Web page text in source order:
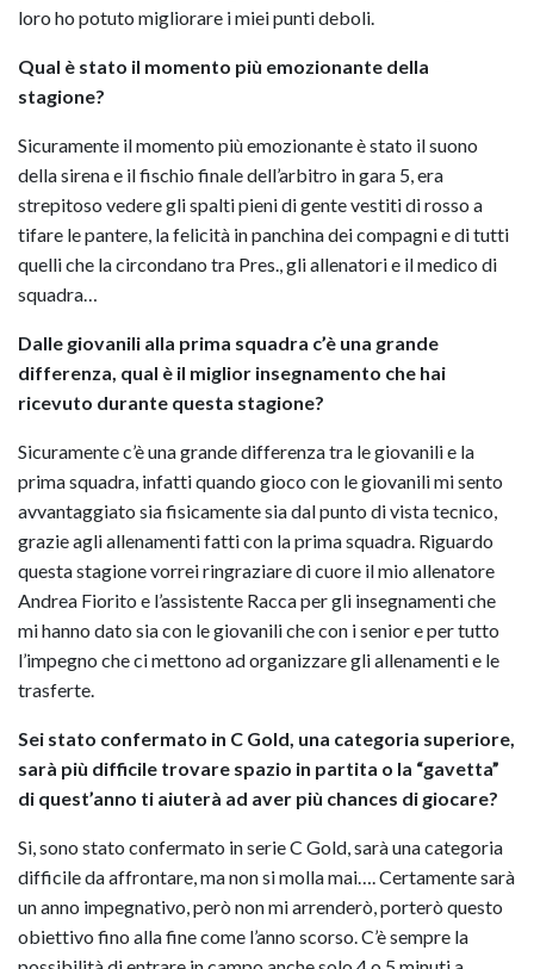
loro ho potuto migliorare i miei punti deboli.
Qual è stato il momento più emozionante della
stagione?
Sicuramente il momento più emozionante è stato il suono
della sirena e il fischio finale dell’arbitro in gara 5, era
strepitoso vedere gli spalti pieni di gente vestiti di rosso a
tifare le pantere, la felicità in panchina dei compagni e di tutti
quelli che la circondano tra Pres., gli allenatori e il medico di
squadra…
Dalle giovanili alla prima squadra c’è una grande
differenza, qual è il miglior insegnamento che hai
ricevuto durante questa stagione?
Sicuramente c’è una grande differenza tra le giovanili e la
prima squadra, infatti quando gioco con le giovanili mi sento
avvantaggiato sia fisicamente sia dal punto di vista tecnico,
grazie agli allenamenti fatti con la prima squadra. Riguardo
questa stagione vorrei ringraziare di cuore il mio allenatore
Andrea Fiorito e l’assistente Racca per gli insegnamenti che
mi hanno dato sia con le giovanili che con i senior e per tutto
l’impegno che ci mettono ad organizzare gli allenamenti e le
trasferte.
Sei stato confermato in C Gold, una categoria superiore,
sarà più difficile trovare spazio in partita o la “gavetta”
di quest’anno ti aiuterà ad aver più chances di giocare?
Si, sono stato confermato in serie C Gold, sarà una categoria
difficile da affrontare, ma non si molla mai…. Certamente sarà
un anno impegnativo, però non mi arrenderò, porterò questo
obiettivo fino alla fine come l’anno scorso. C’è sempre la